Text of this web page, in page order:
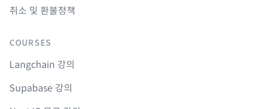
취소 및 환불정책
COURSES
Langchain 강의
Supabase 강의